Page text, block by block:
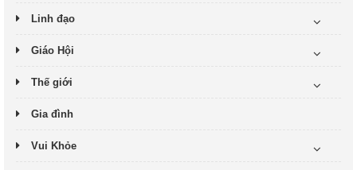
Linh đạo
Giáo Hội
Thế giới
Gia đình
Vui Khỏe